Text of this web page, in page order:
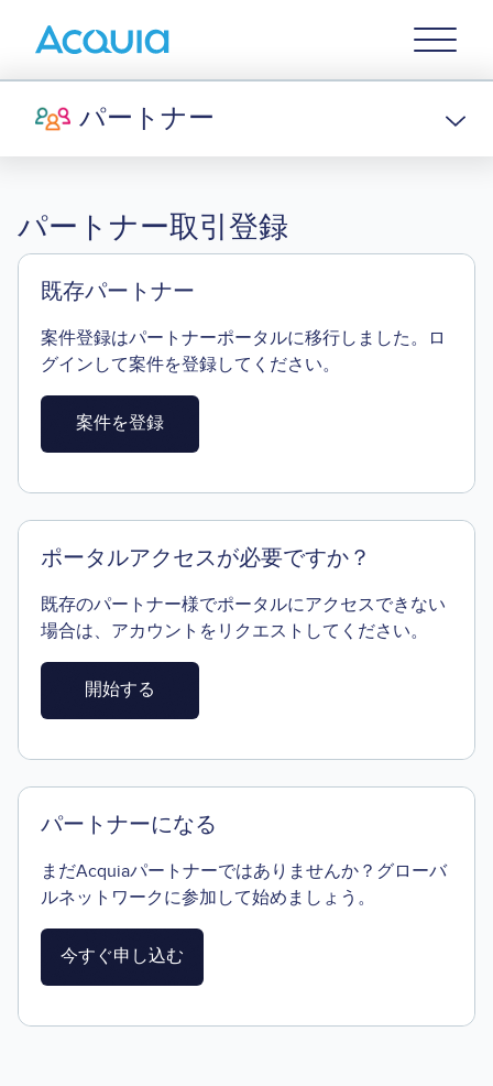
Menu
パートナー
パートナー取引登録
既存パートナー
案件登録はパートナーポータルに移行しました。ロ
グインして案件を登録してください。
案件を登録
ポータルアクセスが必要ですか？
既存のパートナー様でポータルにアクセスできない
場合は、アカウントをリクエストしてください。
開始する
パートナーになる
まだAcquiaパートナーではありませんか？グローバ
ルネットワークに参加して始めましょう。
今すぐ申し込む